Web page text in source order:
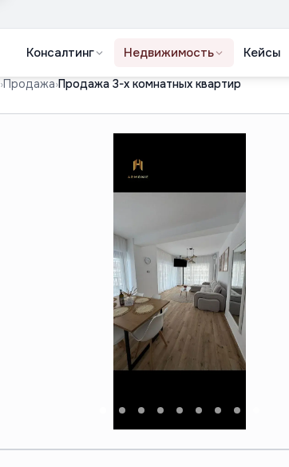
Консалтинг Недвижимость Кейсы
›Продажа›Продажа 3-х комнатных квартир